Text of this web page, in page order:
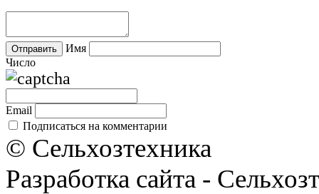
Имя
Число
Email
Подписаться на комментарии
© Сельхозтехника
Разработка сайта -